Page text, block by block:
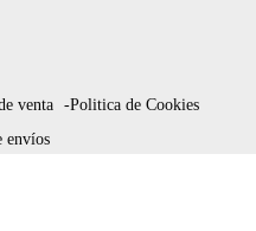
venta -Politica de Cookies
envíos